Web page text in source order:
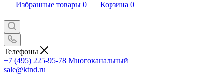
Избранные товары 0 Корзина 0
Телефоны
+7 (495) 225-95-78 Многоканальный
sale@ktnd.ru